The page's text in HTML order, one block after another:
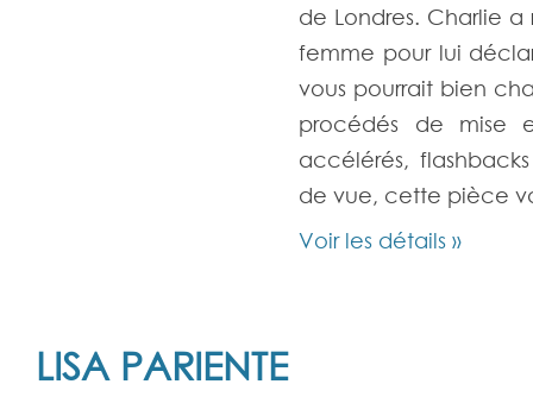
de Londres. Charlie
femme pour lui
vous pourrait bien
procédés de mise
accélérés,
de vue, cette pièce
Voir les détails »
LISA PARIENTE